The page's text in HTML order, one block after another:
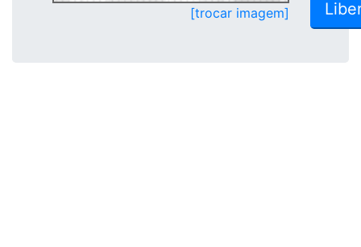
[trocar imagem]